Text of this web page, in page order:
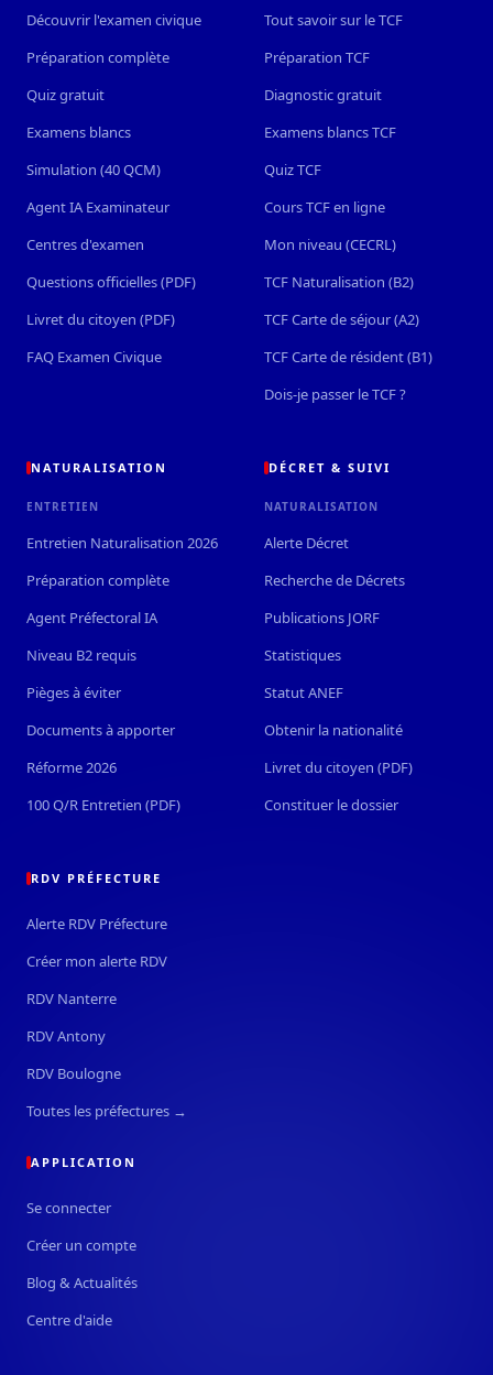
Découvrir l'examen civique
Préparation complète
Quiz gratuit
Examens blancs
Simulation (40 QCM)
Agent IA Examinateur
Centres d'examen
Questions officielles (PDF)
Livret du citoyen (PDF)
FAQ Examen Civique
Tout savoir sur le TCF
Préparation TCF
Diagnostic gratuit
Examens blancs TCF
Quiz TCF
Cours TCF en ligne
Mon niveau (CECRL)
TCF Naturalisation (B2)
TCF Carte de séjour (A2)
TCF Carte de résident (B1)
Dois-je passer le TCF ?
NATURALISATION
ENTRETIEN
Entretien Naturalisation 2026
Préparation complète
Agent Préfectoral IA
Niveau B2 requis
Pièges à éviter
Documents à apporter
Réforme 2026
100 Q/R Entretien (PDF)
DÉCRET & SUIVI
NATURALISATION
Alerte Décret
Recherche de Décrets
Publications JORF
Statistiques
Statut ANEF
Obtenir la nationalité
Livret du citoyen (PDF)
Constituer le dossier
RDV PRÉFECTURE
Alerte RDV Préfecture
Créer mon alerte RDV
RDV Nanterre
RDV Antony
RDV Boulogne
Toutes les préfectures →
APPLICATION
Se connecter
Créer un compte
Blog & Actualités
Centre d'aide